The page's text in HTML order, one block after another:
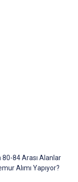
80-84 Arası Alanlar
Alımı Yapıyor?